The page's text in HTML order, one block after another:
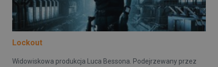
Lockout
Widowiskowa produkcja Luca Bessona. Podejrzewany przez